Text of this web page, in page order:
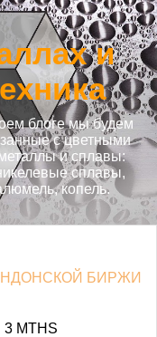
и
блоге мы будем
с цветными
и сплавы:
сплавы,
копель.
БИРЖИ